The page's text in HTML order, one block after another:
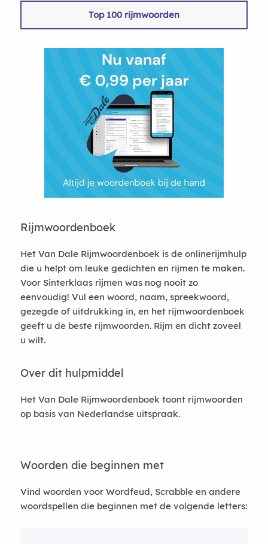
Top 100 rijmwoorden
Rijmwoordenboek
Het Van Dale Rijmwoordenboek is de onlinerijmhulp
die u helpt om leuke gedichten en rijmen te maken.
Voor Sinterklaas rijmen was nog nooit zo
eenvoudig! Vul een woord, naam, spreekwoord,
gezegde of uitdrukking in, en het rijmwoordenboek
geeft u de beste rijmwoorden. Rijm en dicht zoveel
u wilt.
Over dit hulpmiddel
Het Van Dale Rijmwoordenboek toont rijmwoorden
op basis van Nederlandse uitspraak.
Woorden die beginnen met
Vind woorden voor Wordfeud, Scrabble en andere
woordspellen die beginnen met de volgende letters: